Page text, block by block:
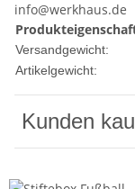
info@werkhaus.de
Versandgewicht:
Artikelgewicht:
Kunden